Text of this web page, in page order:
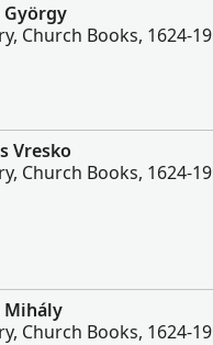
György
Church Books, 1624-
Vresko
Church Books, 1624-
Mihály
Church Books, 1624-